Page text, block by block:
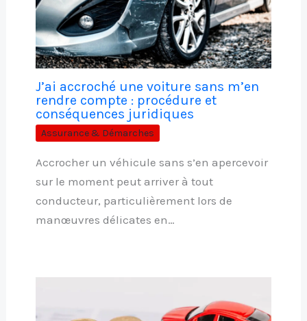
J’ai accroché une voiture sans m’en
rendre compte : procédure et
conséquences juridiques
Assurance & Démarches
Accrocher un véhicule sans s’en apercevoir
sur le moment peut arriver à tout
conducteur, particulièrement lors de
manœuvres délicates en…